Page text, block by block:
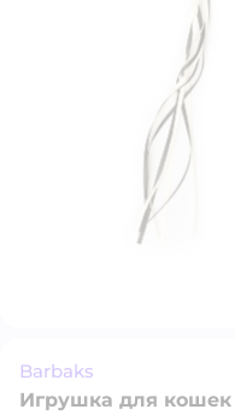
Barbaks
Игрушка для